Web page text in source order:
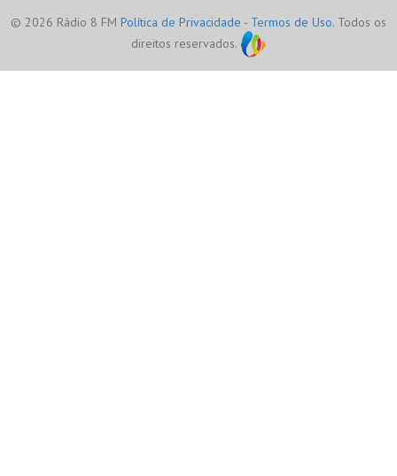
© 2026 Rádio 8 FM Política de Privacidade - Termos de Uso. Todos os
direitos reservados.